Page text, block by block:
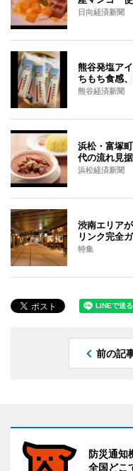
日向経済新聞
熊谷発塩ア
ちもち食感
熊谷経済新聞
浜松・富塚
代の流れ見
浜松経済新聞
渋南エリア
リンク完全
特集
前の記
防災通知
全国どこ